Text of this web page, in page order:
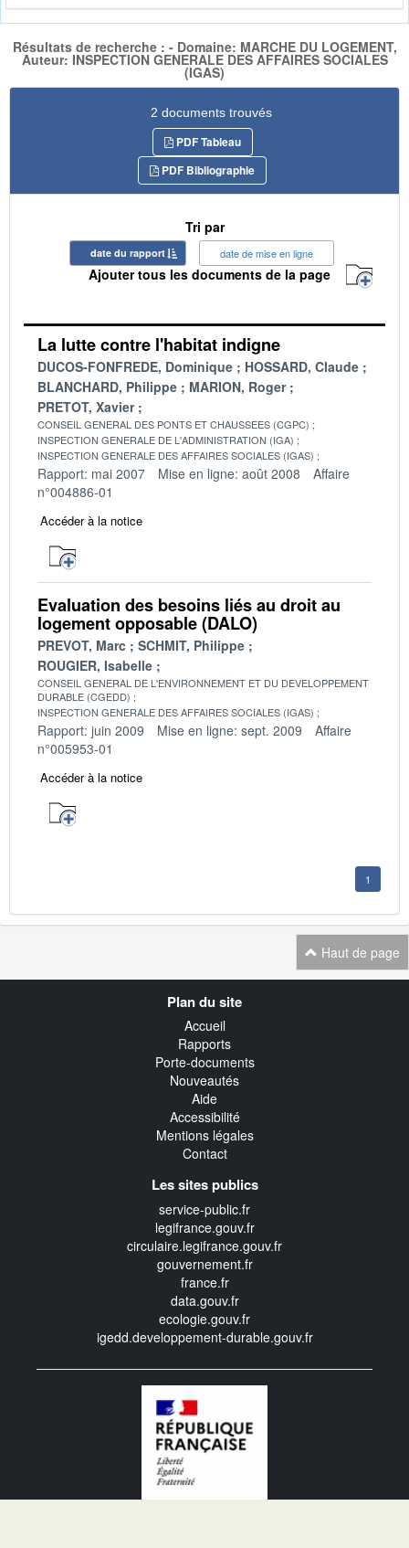
Résultats de recherche : - Domaine: MARCHE DU LOGEMENT,
Auteur: INSPECTION GENERALE DES AFFAIRES SOCIALES
(IGAS)
2 documents trouvés
PDF Tableau
PDF Bibliographie
Tri par
date du rapport date de mise en ligne
Ajouter tous les documents de la page
La lutte contre l'habitat indigne
DUCOS-FONFREDE, Dominique
HOSSARD, Claude
BLANCHARD, Philippe
MARION, Roger
PRETOT, Xavier
CONSEIL GENERAL DES PONTS ET CHAUSSEES (CGPC)
INSPECTION GENERALE DE L'ADMINISTRATION (IGA)
INSPECTION GENERALE DES AFFAIRES SOCIALES (IGAS)
Rapport: mai 2007 Mise en ligne: août 2008
Affaire
n°004886-01
Accéder à la notice
Evaluation des besoins liés au droit au
logement opposable (DALO)
PREVOT, Marc
SCHMIT, Philippe
ROUGIER, Isabelle
CONSEIL GENERAL DE L'ENVIRONNEMENT ET DU DEVELOPPEMENT
DURABLE (CGEDD)
INSPECTION GENERALE DES AFFAIRES SOCIALES (IGAS)
Rapport: juin 2009 Mise en ligne: sept. 2009
Affaire
n°005953-01
Accéder à la notice
1
Haut de page
Plan du site
Accueil
Rapports
Porte-documents
Nouveautés
Aide
Accessibilité
Mentions légales
Contact
Les sites publics
service-public.fr
legifrance.gouv.fr
circulaire.legifrance.gouv.fr
gouvernement.fr
france.fr
data.gouv.fr
ecologie.gouv.fr
igedd.developpement-durable.gouv.fr